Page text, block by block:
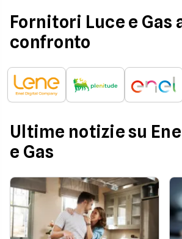
Fornitori Luce e Gas
confronto
Ultime notizie su
e Gas